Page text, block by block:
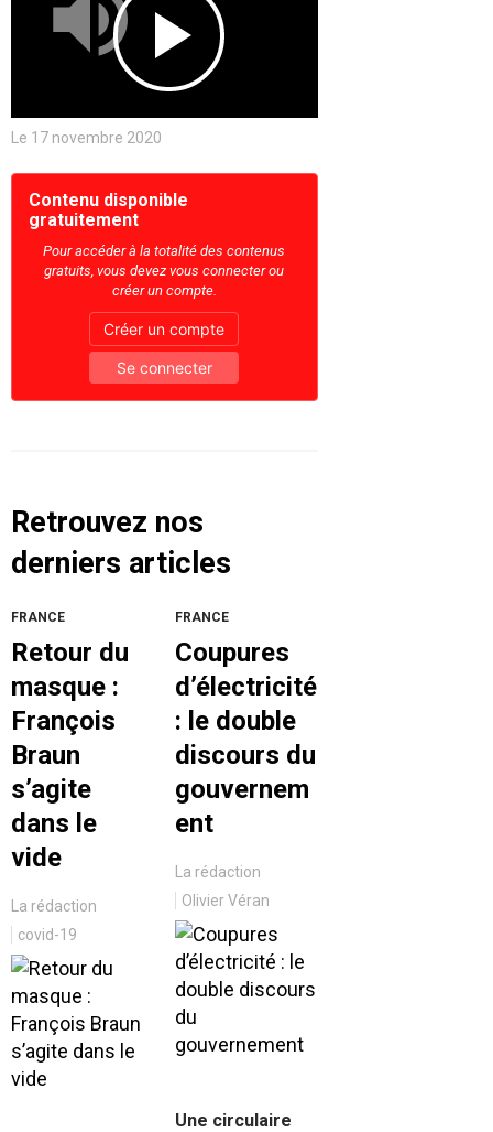
Play
Video
Mute
Le 17 novembre 2020
Contenu disponible
gratuitement
Pour accéder à la totalité des contenus
gratuits, vous devez vous connecter ou
créer un compte.
Créer un compte
Se connecter
Retrouvez nos
derniers articles
FRANCE
Retour du
masque :
François
Braun
s’agite
dans le
vide
La rédaction
covid-19
FRANCE
Coupures
d’électricité
: le double
discours du
gouvernem
ent
La rédaction
Olivier Véran
Une circulaire